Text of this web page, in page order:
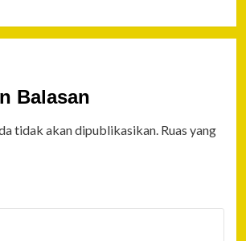
Balasan
tidak akan dipublikasikan. Ruas yang